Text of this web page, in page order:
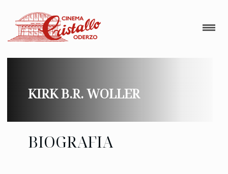
KIRK B.R. WOLLER
BIOGRAFIA